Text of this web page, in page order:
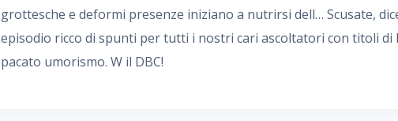
grottesche e deformi presenze iniziano a nutrirsi dell… Scusate,
episodio ricco di spunti per tutti i nostri cari ascoltatori con titoli di
pacato umorismo. W il DBC!